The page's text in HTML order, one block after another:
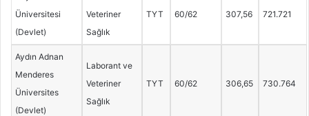
Üniversitesi
(Devlet)
Veteriner
Sağlık
TYT 60/62 307,56 721.721
Aydın Adnan
Menderes
Üniversites
(Devlet)
Laborant ve
Veteriner
Sağlık
TYT 60/62 306,65 730.764